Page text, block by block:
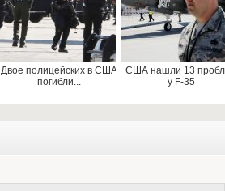
Двое полицейских в США
погибли...
США нашли 13
у F-35